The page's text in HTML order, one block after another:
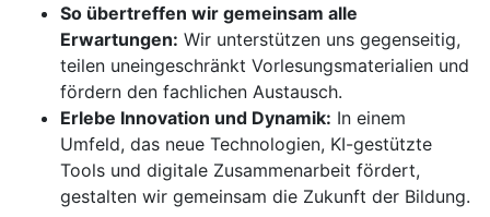
So übertreffen wir gemeinsam alle
Erwartungen: Wir unterstützen uns gegenseitig,
teilen uneingeschränkt Vorlesungsmaterialien und
fördern den fachlichen Austausch.
Erlebe Innovation und Dynamik: In einem
Umfeld, das neue Technologien, KI-gestützte
Tools und digitale Zusammenarbeit fördert,
gestalten wir gemeinsam die Zukunft der Bildung.